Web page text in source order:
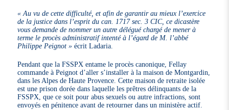
« Au vu de cette difficulté, et afin de garantir au mieux l’exercice
de la justice dans l’esprit du can. 1717 sec. 3 CIC, ce dicastère
vous demande de nommer un autre délégué chargé de mener à
terme le procès administratif intenté à l’égard de M. l’abbé
Philippe Peignot » écrit Ladaria.
Pendant que la FSSPX entame le procès canonique, Fellay
commande à Peignot d’aller s’installer à la maison de Montgardin,
dans les Alpes de Haute Provence. Cette maison de retraite isolée
est une prison dorée dans laquelle les prêtres délinquants de la
FSSPX, que ce soit pour abus sexuels ou autre infractions, sont
envoyés en pénitence avant de retourner dans un ministère actif.